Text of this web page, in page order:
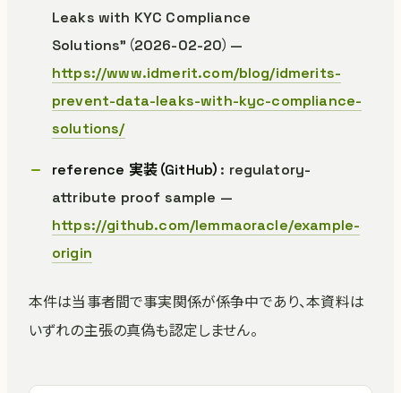
Leaks with KYC Compliance
Solutions”（2026-02-20）—
https://www.idmerit.com/blog/idmerits-
prevent-data-leaks-with-kyc-compliance-
solutions/
reference 実装（GitHub） : regulatory-
attribute proof sample —
https://github.com/lemmaoracle/example-
origin
本件は当事者間で事実関係が係争中であり、本資料は
いずれの主張の真偽も認定しません。